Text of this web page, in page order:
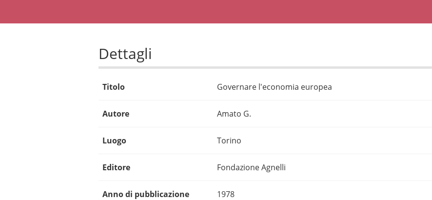
Dettagli
Titolo Governare l'economia europea
Autore Amato G.
Luogo Torino
Editore Fondazione Agnelli
Anno di pubblicazione 1978